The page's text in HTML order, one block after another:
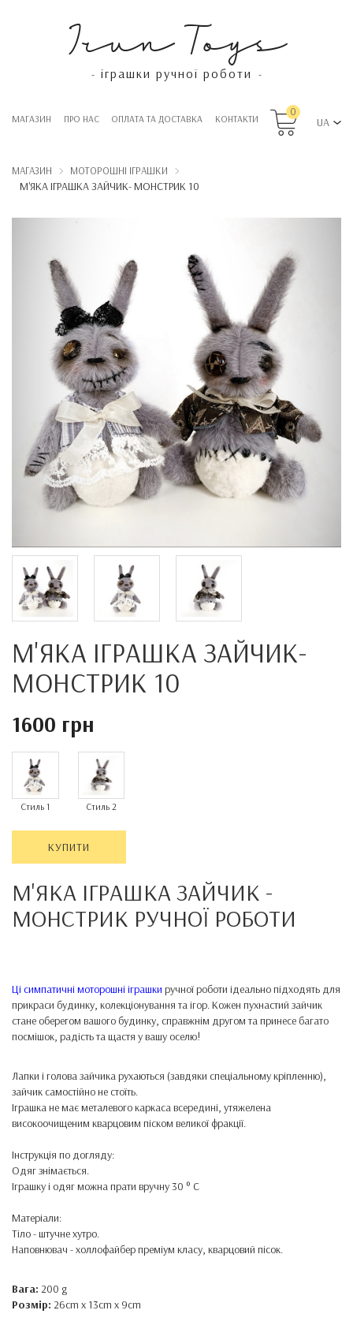
Irun Toys
- іграшки ручної роботи -
МАГАЗИН ПРО НАС OПЛАТА ТА ДОСТАВКА КОНТАКТИ
0
UA
МАГАЗИН МОТОРОШНІ ІГРАШКИ
М'ЯКА ІГРАШКА ЗАЙЧИК- МОНСТРИК 10
М'ЯКА ІГРАШКА ЗАЙЧИК-
МОНСТРИК 10
1600 грн
Стиль 1 Стиль 2
КУПИТИ
М'ЯКА ІГРАШКА ЗАЙЧИК -
МОНСТРИК РУЧНОЇ РОБОТИ
Ці симпатичні моторошні іграшки ручної роботи ідеально підходять для
прикраси будинку, колекціонування та ігор. Кожен пухнастий зайчик
стане оберегом вашого будинку, справжнім другом та принесе багато
посмішок, радість та щастя у вашу оселю!
Лапки і голова зайчика рухаються (завдяки спеціальному кріпленню),
зайчик самостійно не стоїть.
Іграшка не має металевого каркаса всередині, утяжелена
високоочищеним кварцовим піском великої фракції.
Інструкція по догляду:
Одяг знімається.
Іграшку і одяг можна прати вручну 30 ° C
Матеріали:
Тіло - штучне хутро.
Наповнювач - холлофайбер преміум класу, кварцовий пісок.
Вага: 200 g
Розмір: 26cm x 13cm x 9cm